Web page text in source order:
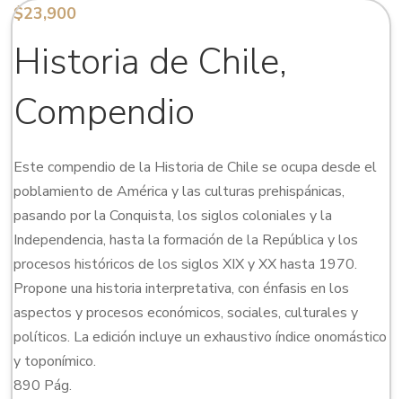
$23,900
Historia de Chile,
Compendio
Este compendio de la Historia de Chile se ocupa desde el
poblamiento de América y las culturas prehispánicas,
pasando por la Conquista, los siglos coloniales y la
Independencia, hasta la formación de la República y los
procesos históricos de los siglos XIX y XX hasta 1970.
Propone una historia interpretativa, con énfasis en los
aspectos y procesos económicos, sociales, culturales y
políticos. La edición incluye un exhaustivo índice onomástico
y toponímico.
890 Pág.